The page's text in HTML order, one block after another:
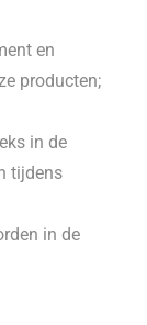
en
producten;
in de
tijdens
in de